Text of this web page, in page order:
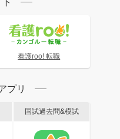
看護roo! 転職
プリ
国試過去問&模試